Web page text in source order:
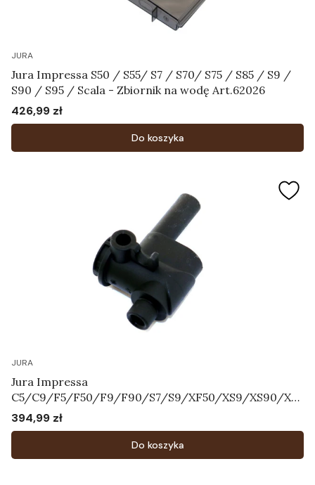
JURA
Jura Impressa S50 / S55/ S7 / S70/ S75 / S85 / S9 /
S90 / S95 / Scala - Zbiornik na wodę Art.62026
Cena
426,99 zł
Do koszyka
JURA
Jura Impressa
C5/C9/F5/F50/F9/F90/S7/S9/XF50/XS9/XS90/XS
95 - Korpus systemu mleka Art.64606
Cena
394,99 zł
Do koszyka